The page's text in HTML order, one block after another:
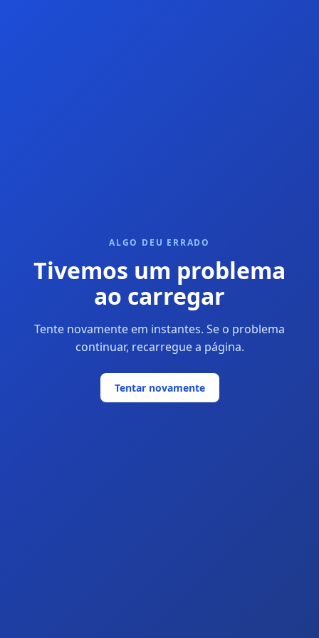
ALGO DEU ERRADO
Tivemos um problema
ao carregar
Tente novamente em instantes. Se o problema
continuar, recarregue a página.
Tentar novamente